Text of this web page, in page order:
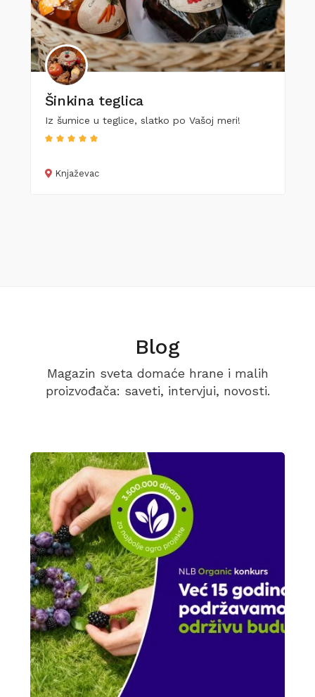
Šinkina teglica
Iz šumice u teglice, slatko po Vašoj meri!
Knjaževac
Blog
Magazin sveta domaće hrane i malih
proizvođača: saveti, intervjui, novosti.